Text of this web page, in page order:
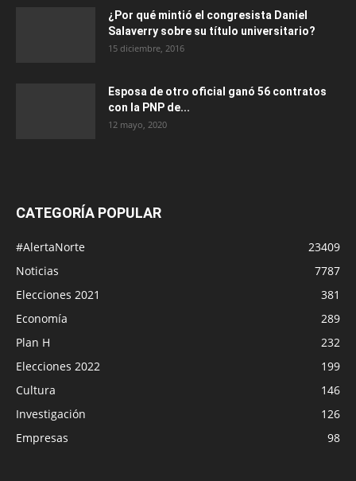
¿Por qué mintió el congresista Daniel
Salaverry sobre su título universitario?
15 diciembre, 2016
Esposa de otro oficial ganó 56 contratos
con la PNP de...
12 mayo, 2020
CATEGORÍA POPULAR
#AlertaNorte
23409
Noticias
7787
Elecciones 2021
381
Economía
289
Plan H
232
Elecciones 2022
199
Cultura
146
Investigación
126
Empresas
98